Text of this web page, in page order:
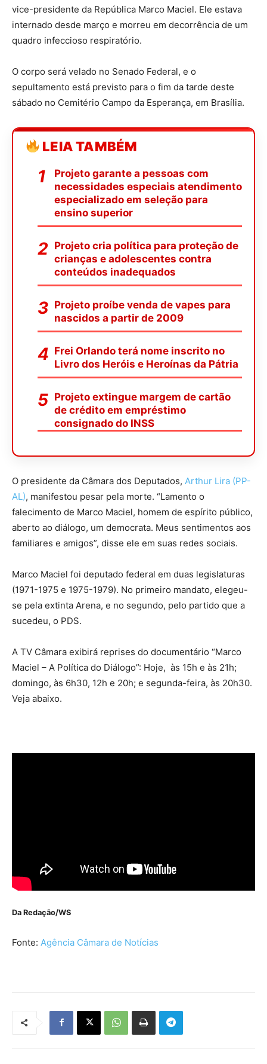
vice-presidente da República Marco Maciel. Ele estava
internado desde março e morreu em decorrência de um
quadro infeccioso respiratório.
O corpo será velado no Senado Federal, e o
sepultamento está previsto para o fim da tarde deste
sábado no Cemitério Campo da Esperança, em Brasília.
LEIA TAMBÉM
Projeto garante a pessoas com
necessidades especiais atendimento
especializado em seleção para
ensino superior
Projeto cria política para proteção de
crianças e adolescentes contra
conteúdos inadequados
Projeto proíbe venda de vapes para
nascidos a partir de 2009
Frei Orlando terá nome inscrito no
Livro dos Heróis e Heroínas da Pátria
Projeto extingue margem de cartão
de crédito em empréstimo
consignado do INSS
O presidente da Câmara dos Deputados, Arthur Lira (PP-
AL), manifestou pesar pela morte. “Lamento o
falecimento de Marco Maciel, homem de espírito público,
aberto ao diálogo, um democrata. Meus sentimentos aos
familiares e amigos”, disse ele em suas redes sociais.
Marco Maciel foi deputado federal em duas legislaturas
(1971-1975 e 1975-1979). No primeiro mandato, elegeu-
se pela extinta Arena, e no segundo, pelo partido que a
sucedeu, o PDS.
A TV Câmara exibirá reprises do documentário “Marco
Maciel – A Política do Diálogo”: Hoje, às 15h e às 21h;
domingo, às 6h30, 12h e 20h; e segunda-feira, às 20h30.
Veja abaixo.
Da Redação/WS
Fonte: Agência Câmara de Notícias